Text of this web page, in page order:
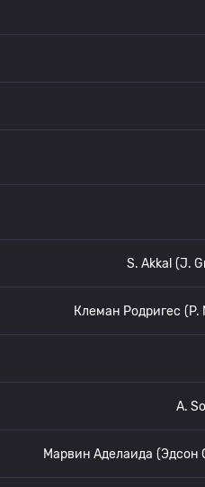
(J.
S. Akkal
(P.
Клеман Родригес
A.
(Эдсон
Марвин Аделаида